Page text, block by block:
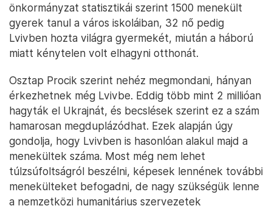
önkormányzat statisztikái szerint 1500 menekült
gyerek tanul a város iskoláiban, 32 nő pedig
Lvivben hozta világra gyermekét, miután a háború
miatt kénytelen volt elhagyni otthonát.
Osztap Procik szerint nehéz megmondani, hányan
érkezhetnek még Lvivbe. Eddig több mint 2 millióan
hagyták el Ukrajnát, és becslések szerint ez a szám
hamarosan megduplázódhat. Ezek alapján úgy
gondolja, hogy Lvivben is hasonlóan alakul majd a
menekültek száma. Most még nem lehet
túlzsúfoltságról beszélni, képesek lennének további
menekülteket befogadni, de nagy szükségük lenne
a nemzetközi humanitárius szervezetek